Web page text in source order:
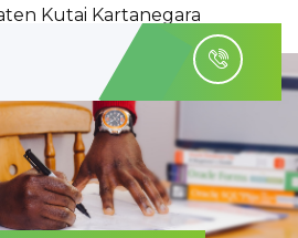
Kutai Kartanegara